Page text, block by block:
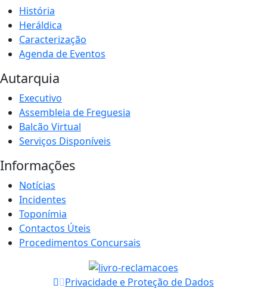
História
Heráldica
Caracterização
Agenda de Eventos
Autarquia
Executivo
Assembleia de Freguesia
Balcão Virtual
Serviços Disponíveis
Informações
Notícias
Incidentes
Toponímia
Contactos Úteis
Procedimentos Concursais
Privacidade e Proteção de Dados